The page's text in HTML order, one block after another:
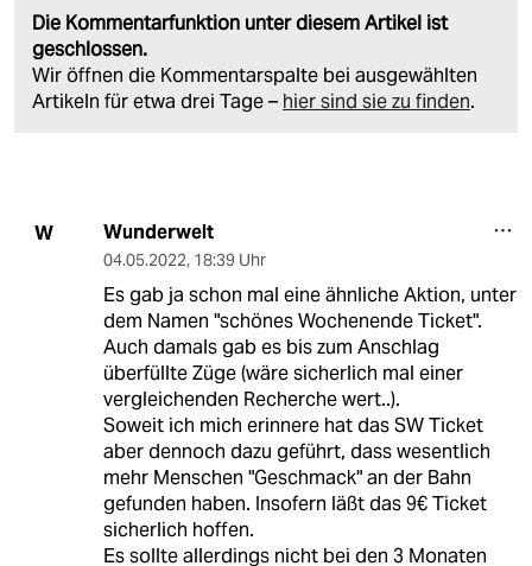
Die Kommentarfunktion unter diesem Artikel ist
geschlossen.
Wir öffnen die Kommentarspalte bei ausgewählten
Artikeln für etwa drei Tage – hier sind sie zu finden.
W Wunderwelt
04.05.2022, 18:39 Uhr
Es gab ja schon mal eine ähnliche Aktion, unter
dem Namen "schönes Wochenende Ticket".
Auch damals gab es bis zum Anschlag
überfüllte Züge (wäre sicherlich mal einer
vergleichenden Recherche wert..).
Soweit ich mich erinnere hat das SW Ticket
aber dennoch dazu geführt, dass wesentlich
mehr Menschen "Geschmack" an der Bahn
gefunden haben. Insofern läßt das 9€ Ticket
sicherlich hoffen.
Es sollte allerdings nicht bei den 3 Monaten